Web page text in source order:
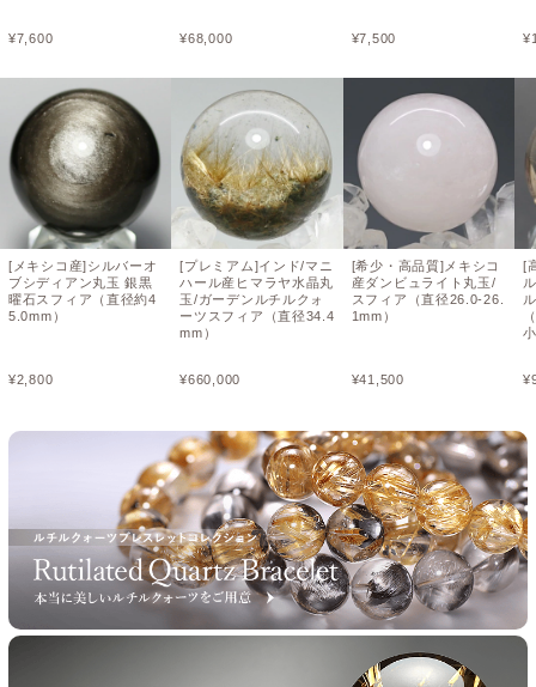
¥7,600
[メキシコ産]シルバーオ
ブシディアン丸玉 銀黒
曜石スフィア（直径約4
5.0mm）
¥2,800
¥68,000
[プレミアム]インド/マニ
ハール産ヒマラヤ水晶丸
玉/ガーデンルチルクォ
ーツスフィア（直径34.4
mm）
¥660,000
¥7,500
[希少・高品質]メキシコ
産ダンビュライト丸玉/
スフィア（直径26.0-26.
1mm）
¥41,500
¥
[
¥